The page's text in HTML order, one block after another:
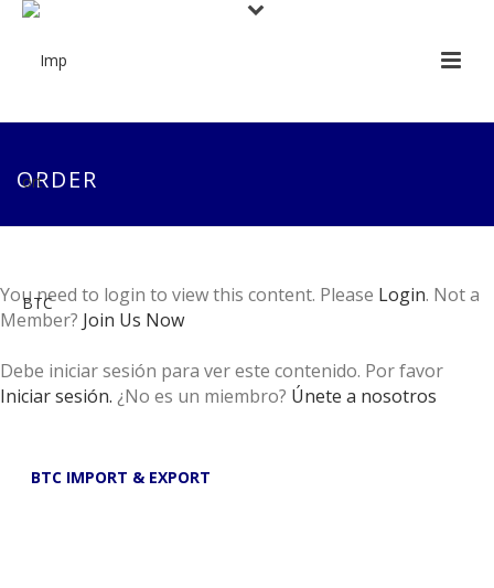
ORDER
You need to login to view this content. Please Login. Not a
Member? Join Us Now
Debe iniciar sesión para ver este contenido. Por favor
Iniciar sesión. ¿No es un miembro? Únete a nosotros
BTC IMPORT & EXPORT